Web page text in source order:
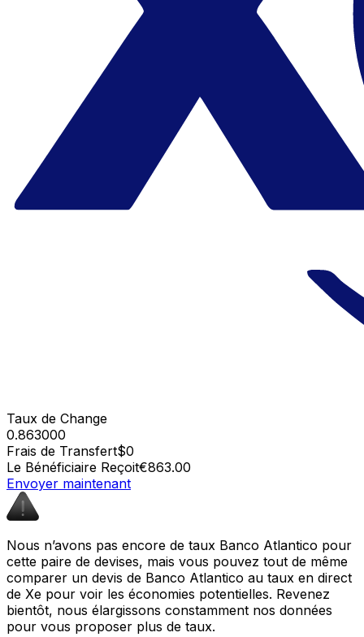
Taux de Change
0.863000
Frais de Transfert$0
Le Bénéficiaire Reçoit€863.00
Envoyer maintenant
Nous n’avons pas encore de taux Banco Atlantico pour
cette paire de devises, mais vous pouvez tout de même
comparer un devis de Banco Atlantico au taux en direct
de Xe pour voir les économies potentielles. Revenez
bientôt, nous élargissons constamment nos données
pour vous proposer plus de taux.